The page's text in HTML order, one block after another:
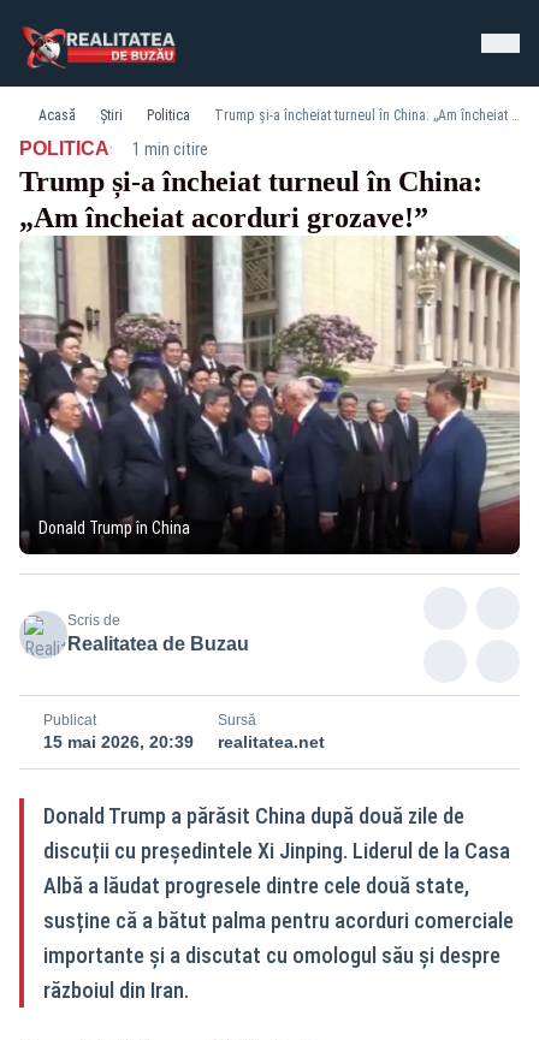
Acasă Știri Politica Trump și-a încheiat turneul în China: „Am încheiat acorduri grozave!”
POLITICA· 1 min citire
Trump și-a încheiat turneul în China:
„Am încheiat acorduri grozave!”
Donald Trump în China
Scris de
Realitatea de Buzau
Publicat
15 mai 2026, 20:39
Sursă
realitatea.net
Donald Trump a părăsit China după două zile de
discuții cu președintele Xi Jinping. Liderul de la Casa
Albă a lăudat progresele dintre cele două state,
susține că a bătut palma pentru acorduri comerciale
importante și a discutat cu omologul său și despre
războiul din Iran.